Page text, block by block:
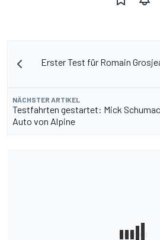
Erster Test für Romain
NÄCHSTER ARTIKEL
Testfahrten gestartet: Mick
Auto von Alpine